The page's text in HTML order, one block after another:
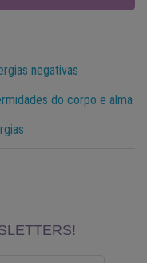
negativas
do corpo e alma